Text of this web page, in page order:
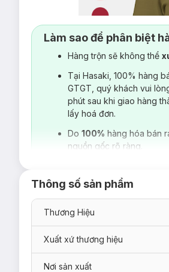
Làm sao để phân biệt
Hàng trộn sẽ không thể
Tại Hasaki, 100% hàng
GTGT, quý khách vui
phút sau khi giao hàng
lấy hoá đơn.
Do 100% hàng hóa bán
nguồn gốc rõ ràng.
Thông số sản phẩm
Thương Hiệu
Xuất xứ thương hiệu
Nơi sản xuất